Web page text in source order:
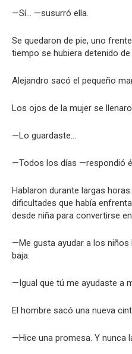
—Sí… —susurró ella.
Se quedaron de pie, uno
tiempo se hubiera detenido de
Alejandro sacó el pequeño
Los ojos de la mujer se
—Lo guardaste…
—Todos los días —respondió
Hablaron durante largas
dificultades que había
desde niña para convertirse
—Me gusta ayudar a los
baja.
—Igual que tú me ayudaste a
El hombre sacó una nueva
—Hice una promesa. Y nunca